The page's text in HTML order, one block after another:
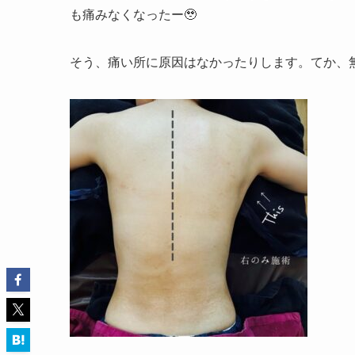
も痛みなくなったー🥹
そう、痛い所に原因はなかったりします。てか、